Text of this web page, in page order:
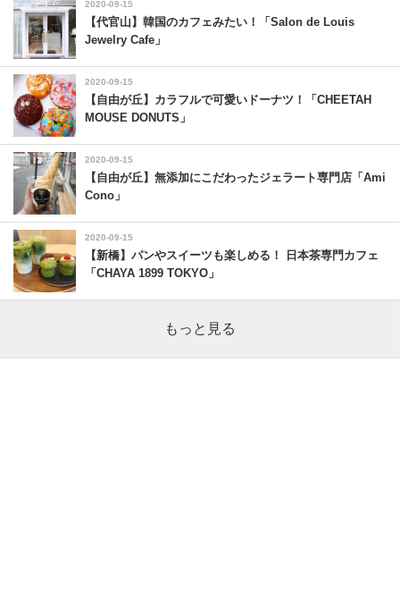
2020-09-15
【代官山】韓国のカフェみたい！「Salon de Louis
Jewelry Cafe」
2020-09-15
【自由が丘】カラフルで可愛いドーナツ！「CHEETAH
MOUSE DONUTS」
2020-09-15
【自由が丘】無添加にこだわったジェラート専門店「Ami
Cono」
2020-09-15
【新橋】パンやスイーツも楽しめる！ 日本茶専門カフェ
「CHAYA 1899 TOKYO」
もっと見る